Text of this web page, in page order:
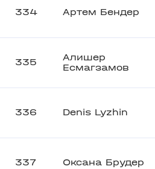
334 Артем Бендер
335
Алишер
Есмагзамов
336 Denis Lyzhin
337 Оксана Брудер